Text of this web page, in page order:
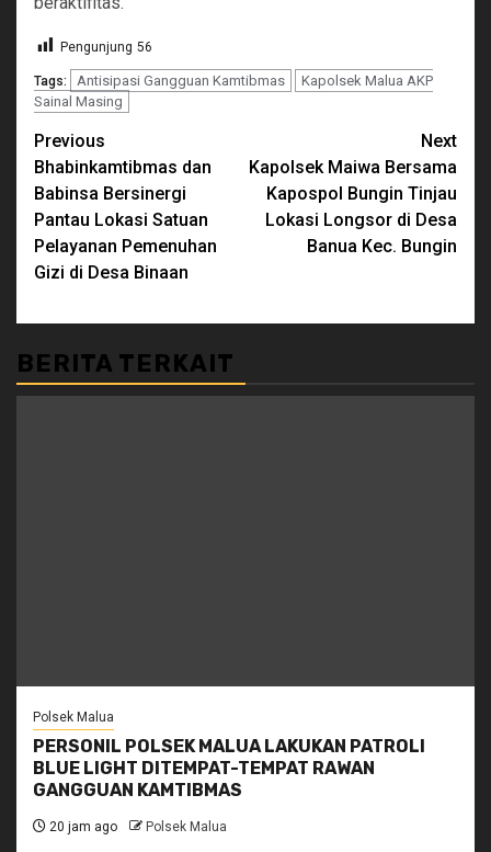
Pengunjung 56
Tags: Antisipasi Gangguan Kamtibmas
Kapolsek Malua AKP
Sainal Masing
Continue
Reading
Previous
Bhabinkamtibmas dan
Babinsa Bersinergi
Pantau Lokasi Satuan
Pelayanan Pemenuhan
Gizi di Desa Binaan
Next
Kapolsek Maiwa Bersama
Kapospol Bungin Tinjau
Lokasi Longsor di Desa
Banua Kec. Bungin
BERITA TERKAIT
Polsek Malua
PERSONIL POLSEK MALUA LAKUKAN PATROLI
BLUE LIGHT DITEMPAT-TEMPAT RAWAN
GANGGUAN KAMTIBMAS
20 jam ago Polsek Malua